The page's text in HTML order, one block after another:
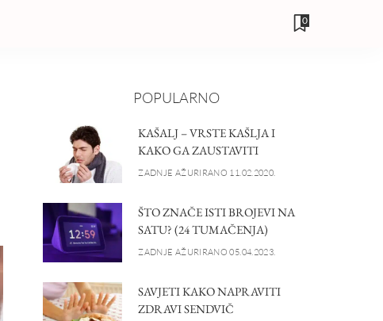
0
POPULARNO
KAŠALJ – VRSTE KAŠLJA I
KAKO GA ZAUSTAVITI
ZADNJE AŽURIRANO 11.02.2020.
ŠTO ZNAČE ISTI BROJEVI NA
SATU? (24 TUMAČENJA)
ZADNJE AŽURIRANO 05.04.2023.
SAVJETI KAKO NAPRAVITI
ZDRAVI SENDVIČ